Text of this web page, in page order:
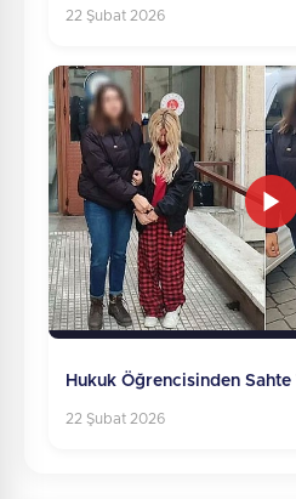
22 Şubat 2026
Hukuk Öğrencisinden Sahte
22 Şubat 2026